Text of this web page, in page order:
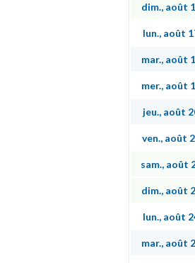
dim., août
lun., août
mar., août
mer., août
jeu., août
ven., août
sam., août
dim., août
lun., août
mar., août